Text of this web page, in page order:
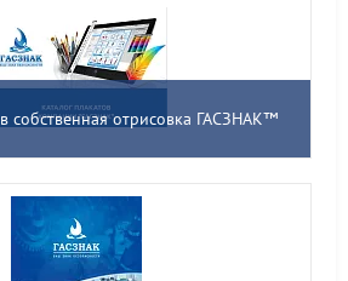
собственная отрисовка ГАСЗНАК™